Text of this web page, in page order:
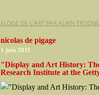
ELOGE DE L'ART PAR ALAIN
nicolas de pigage
1 juin 2011
"Display and Art History:
Research Institute at the